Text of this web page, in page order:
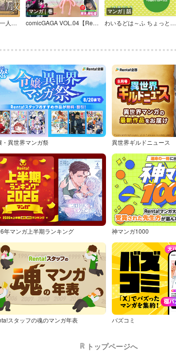
温泉万歳～今日も男一人旅～【単話版】
マンガ｜巻
comicGAGA VOL.04【Renta！限定特典付】
マンガ｜話
わいるどは～ふ ちょっと未来の話
・異世界マンガ祭 異世界ギルドニュース
年マンガ上半期ランキング 神マンガ1000
スタッフの魂のマンガ年表 バズコミ
トップページへ